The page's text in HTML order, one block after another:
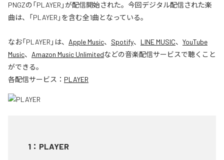
PNGZの「PLAYER」が配信開始された。今回デジタル配信された楽
曲は、「PLAYER」を含む全1曲となっている。
なお「PLAYER 」は、 Apple Music、 Spotify、 LINE MUSIC、 YouTube
Music、 Amazon Music Unlimitedなどの音楽配信サービスで聴くこと
ができる。
各配信サービス： PLAYER
1 ： PLAYER